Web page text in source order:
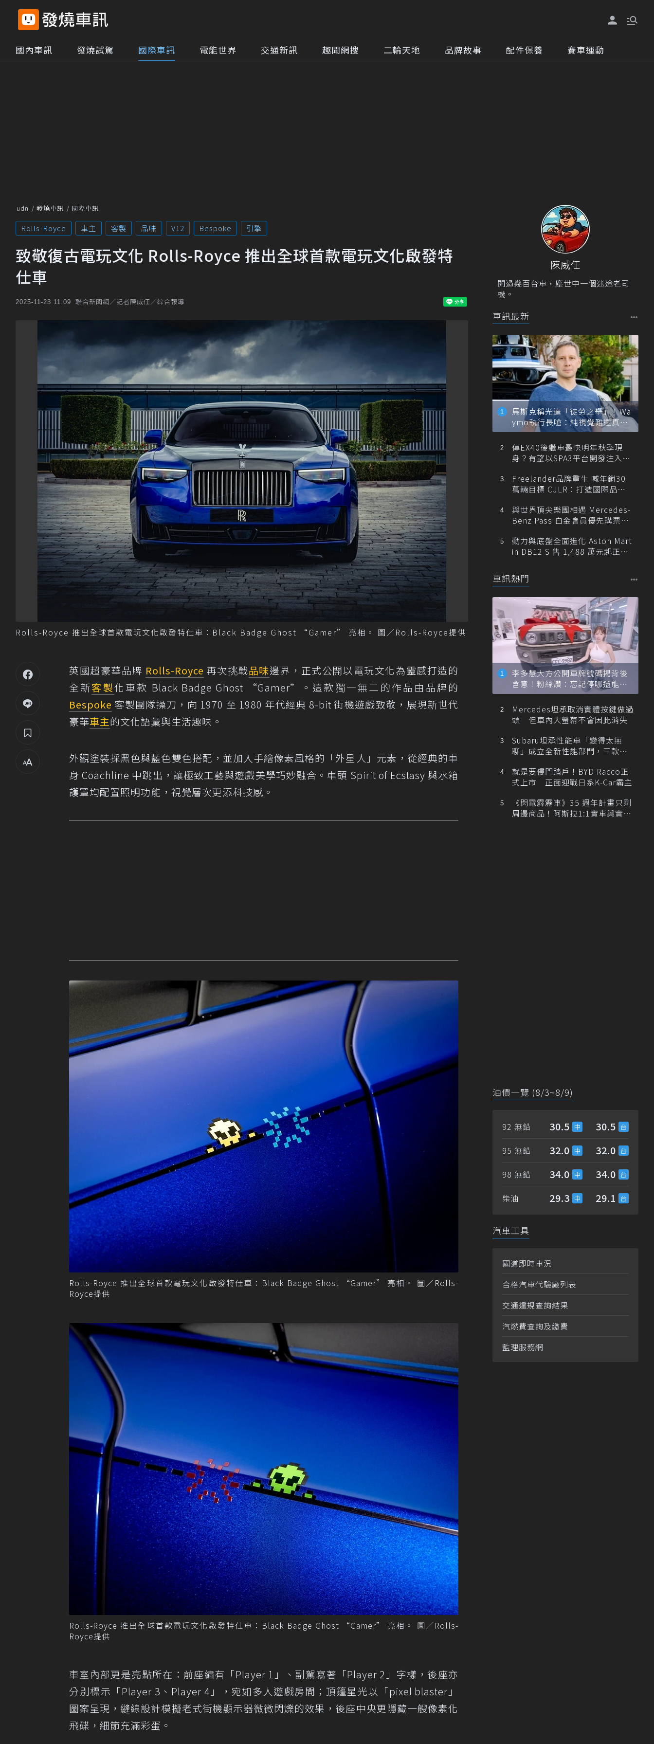
國內車訊 發燒試駕 國際車訊 電能世界 交通新訊 趣聞網搜 二輪天地 品牌故事 配件保養 賽車運動
udn 發燒車訊 國際車訊
Rolls-Royce 車主 客製 品味 V12 Bespoke 引擎
致敬復古電玩文化 Rolls-Royce 推出全球首款電玩文化啟發特
仕車
2025-11-23 11:09 聯合新聞網／記者陳威任／綜合報導
Rolls-Royce 推出全球首款電玩文化啟發特仕車：Black Badge Ghost “Gamer” 亮相。 圖／Rolls-Royce提供
英國超豪華品牌 Rolls-Royce 再次挑戰品味邊界，正式公開以電玩文化為靈感打造的
全新客製化車款 Black Badge Ghost “Gamer”。這款獨一無二的作品由品牌的
Bespoke 客製團隊操刀，向 1970 至 1980 年代經典 8-bit 街機遊戲致敬，展現新世代
豪華車主的文化語彙與生活趣味。
外觀塗裝採黑色與藍色雙色搭配，並加入手繪像素風格的「外星人」元素，從經典的車
身 Coachline 中跳出，讓極致工藝與遊戲美學巧妙融合。車頭 Spirit of Ecstasy 與水箱
護罩均配置照明功能，視覺層次更添科技感。
Rolls-Royce 推出全球首款電玩文化啟發特仕車：Black Badge Ghost “Gamer” 亮相。 圖／Rolls-
Royce提供
Rolls-Royce 推出全球首款電玩文化啟發特仕車：Black Badge Ghost “Gamer” 亮相。 圖／Rolls-
Royce提供
車室內部更是亮點所在：前座繡有「Player 1」、副駕寫著「Player 2」字樣，後座亦
分別標示「Player 3、Player 4」，宛如多人遊戲房間；頂篷星光以「pixel blaster」
圖案呈現，縫線設計模擬老式街機顯示器微微閃爍的效果，後座中央更隱藏一艘像素化
飛碟，細節充滿彩蛋。
陳威任
開過幾百台車，塵世中一個迷途老司
機。
車訊最新
馬斯克稱光達「徒勞之舉」！Wa
ymo執行長嗆：純視覺難達真正
自動駕駛
傳EX40後繼車最快明年秋季現
身？有望以SPA3平台開發注入80
Freelander品牌重生 喊年銷30
萬輛目標 CJLR：打造國際品牌
與世界頂尖樂團相遇 Mercedes-
Benz Pass 白金會員優先購票維
動力與底盤全面進化 Aston Mart
in DB12 S 售 1,488 萬元起正式
車訊熱門
李多慧大方公開車牌號碼揭背後
含意！粉絲讚：忘記停哪還能幫
忙找車
Mercedes坦承取消實體按鍵做過
頭 但車內大螢幕不會因此消失
Subaru坦承性能車「變得太無
聊」成立全新性能部門，三款手
就是要侵門踏戶！BYD Racco正
式上市 正面迎戰日系K-Car霸主
《閃電霹靂車》35 週年計畫只剩
周邊商品！阿斯拉1:1實車與實體
油價一覽 (8/3~8/9)
92 無鉛 30.5 30.5
95 無鉛 32.0 32.0
98 無鉛 34.0 34.0
柴油 29.3 29.1
汽車工具
國道即時車況
合格汽車代驗廠列表
交通違規查詢結果
汽燃費查詢及繳費
監理服務網